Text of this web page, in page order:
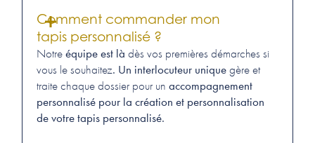
Comment commander mon
tapis personnalisé ?
Notreéquipe est là dès vos premières démarches si
vous le souhaitez. Un interlocuteur unique gère et
traite chaque dossier pour unaccompagnement
personnalisé pour la création et personnalisation
de votre tapis personnalisé.